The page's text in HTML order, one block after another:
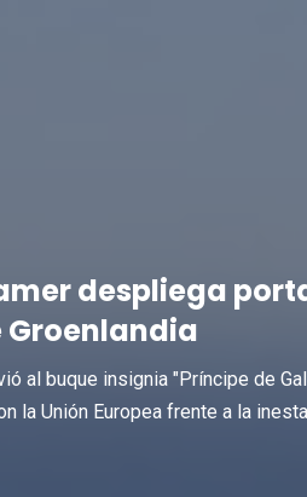
despliega
al buque insignia "Príncipe de
la Unión Europea frente a la